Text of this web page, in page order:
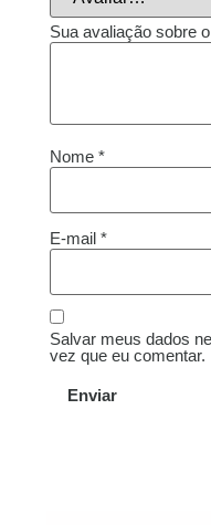
Sua avaliação sobre
Nome *
E-mail *
Salvar meus dados
vez que eu comentar.